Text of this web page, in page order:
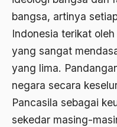
bangsa, artinya
Indonesia terikat
yang sangat
yang lima.
negara secara
Pancasila sebagai
sekedar masing-
2002
2001
2000
1999
1998
1997
Abu AMrin Ibnu Alla'
Abu Bakar Ba’asyir
Abu Hanifah
abu jihad
Abu Sangkan
Abu Zayd